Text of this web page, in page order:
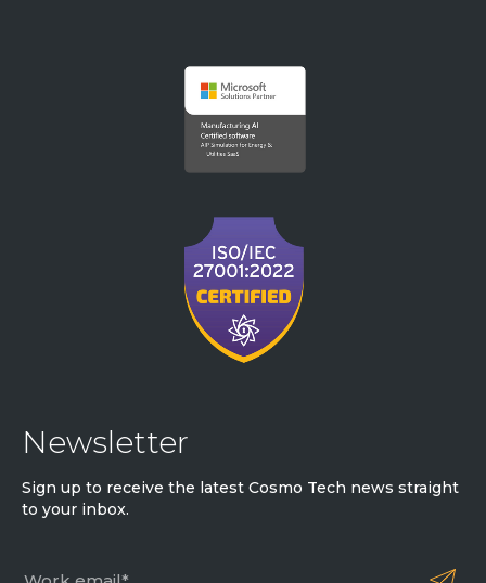
Newsletter
Sign up to receive the latest Cosmo Tech news straight
to your inbox.